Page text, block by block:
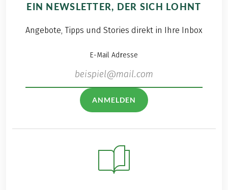
EIN NEWSLETTER, DER SICH LOHNT
Angebote, Tipps und Stories direkt in Ihre Inbox
E-Mail Adresse
ANMELDEN